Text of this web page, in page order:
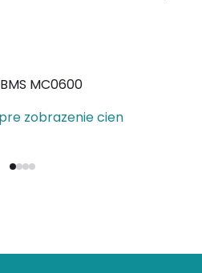
MC0600
zobrazenie cien